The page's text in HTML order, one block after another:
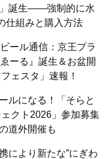
誕生——強制的に水
仕組みと購入方法
ール通信：京王プラ
ーる』誕生＆お盆開
ェスタ」速報！
ルになる！「そらと
クト2026」参加募集
道外開催も
により新たな”にぎわ